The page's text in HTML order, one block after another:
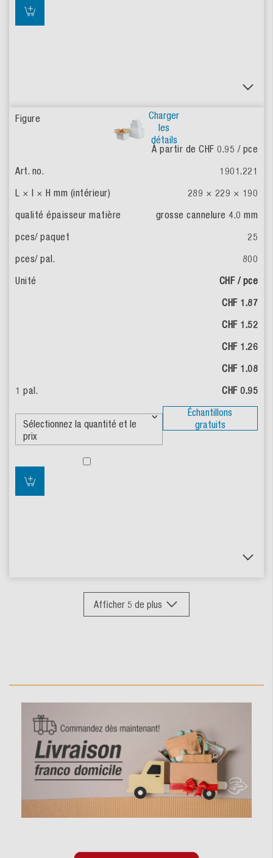
Charger
les
détails
À partir de CHF 0.95 / pce
1901.221
289 × 229 × 190
grosse cannelure 4.0 mm
25
800
CHF / pce
CHF 1.87
CHF 1.52
CHF 1.26
CHF 1.08
CHF 0.95
Échantillons
gratuits
Afficher 5 de plus